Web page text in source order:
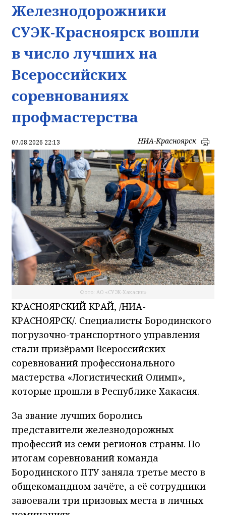
Железнодорожники
СУЭК-Красноярск вошли
в число лучших на
Всероссийских
соревнованиях
профмастерства
07.08.2026 22:13 НИА-Красноярск
Фото: АО «СУЭК-Хакасия»
КРАСНОЯРСКИЙ КРАЙ, /НИА-
КРАСНОЯРСК/. Специалисты Бородинского
погрузочно-транспортного управления
стали призёрами Всероссийских
соревнований профессионального
мастерства «Логистический Олимп»,
которые прошли в Республике Хакасия.
За звание лучших боролись
представители железнодорожных
профессий из семи регионов страны. По
итогам соревнований команда
Бородинского ПТУ заняла третье место в
общекомандном зачёте, а её сотрудники
завоевали три призовых места в личных